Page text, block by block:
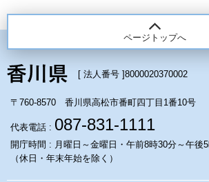
ページトップへ
[ 法人番号 ]8000020370002
〒760-8570 香川県高松市番町四丁目1番10号
代表電話 : 087-831-1111
開庁時間 : 月曜日～金曜日・午前8時30分～午後
（休日・年末年始を除く）